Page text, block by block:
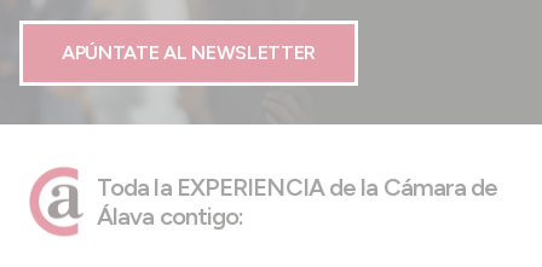
APÚNTATE AL NEWSLETTER
Toda la EXPERIENCIA de la Cámara de
Álava contigo: